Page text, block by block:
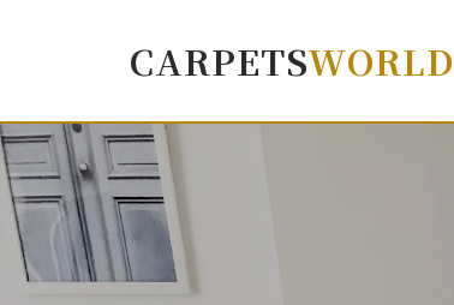
CARPETSWORLD